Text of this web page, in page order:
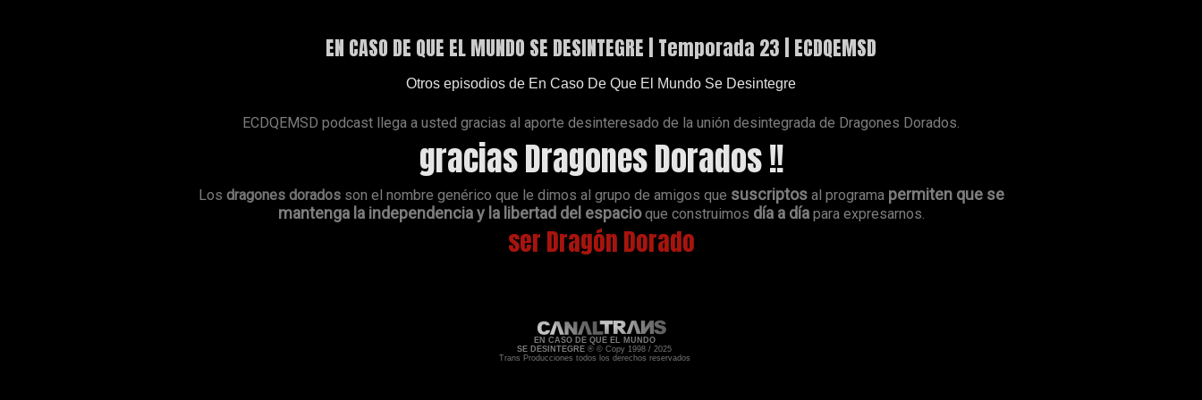
EN CASO DE QUE EL MUNDO SE DESINTEGRE | Temporada 23 | ECDQEMSD
Otros episodios de En Caso De Que El Mundo Se Desintegre
ECDQEMSD podcast llega a usted gracias al aporte desinteresado de la unión desintegrada de Dragones Dorados.
gracias Dragones Dorados !!
Los dragones doradosson el nombre genérico que le dimos al grupo de amigos que suscriptosal programa permiten que se
mantenga la independencia y la libertad del espacioque construimos día a díapara expresarnos.
ser Dragón Dorado
EN CASO DE QUE EL MUNDO
SE DESINTEGRE ® © Copy 1998 / 2025
Trans Producciones todos los derechos reservados